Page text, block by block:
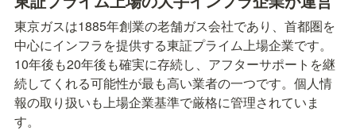
東京ガスは1885年創業の老舗ガス会社であり、首都圏を
中心にインフラを提供する東証プライム上場企業です。
10年後も20年後も確実に存続し、アフターサポートを継
続してくれる可能性が最も高い業者の一つです。個人情
報の取り扱いも上場企業基準で厳格に管理されていま
す。